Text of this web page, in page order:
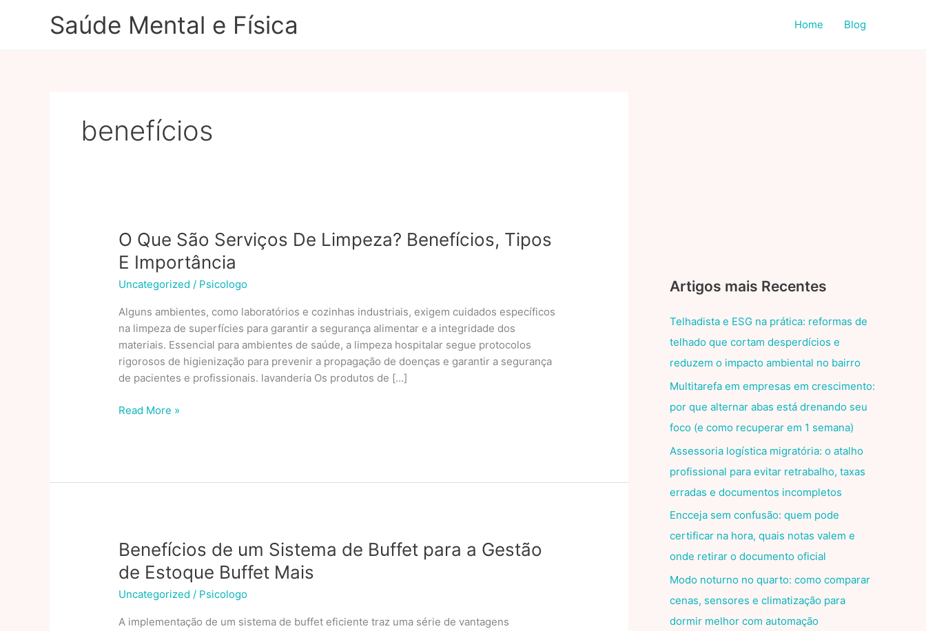
Saúde Mental e Física Home Blog
benefícios
O Que São Serviços De Limpeza? Benefícios, Tipos
E Importância
Uncategorized / Psicologo
Alguns ambientes, como laboratórios e cozinhas industriais, exigem cuidados específicos
na limpeza de superfícies para garantir a segurança alimentar e a integridade dos
materiais. Essencial para ambientes de saúde, a limpeza hospitalar segue protocolos
rigorosos de higienização para prevenir a propagação de doenças e garantir a segurança
de pacientes e profissionais. lavanderia Os produtos de […]
O
E
Importância
Read More »
Benefícios de um Sistema de Buffet para a Gestão
de Estoque Buffet Mais
Uncategorized / Psicologo
A implementação de um sistema de buffet eficiente traz uma série de vantagens
Artigos mais Recentes
Telhadista e ESG na prática: reformas de
telhado que cortam desperdícios e
reduzem o impacto ambiental no bairro
Multitarefa em empresas em crescimento:
por que alternar abas está drenando seu
foco (e como recuperar em 1 semana)
Assessoria logística migratória: o atalho
profissional para evitar retrabalho, taxas
erradas e documentos incompletos
Encceja sem confusão: quem pode
certificar na hora, quais notas valem e
onde retirar o documento oficial
Modo noturno no quarto: como comparar
cenas, sensores e climatização para
dormir melhor com automação